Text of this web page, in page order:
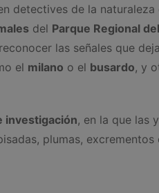
detectives de la naturaleza
del Parque Regional
las señales que
el milano o el busardo, y
investigación, en la que las
plumas,